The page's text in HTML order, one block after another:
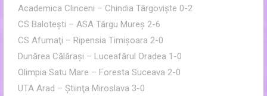
Academica Clinceni – Chindia Târgovişte 0-2
CS Baloteşti – ASA Târgu Mureş 2-6
CS Afumaţi – Ripensia Timişoara 2-0
Dunărea Călăraşi – Luceafărul Oradea 1-0
Olimpia Satu Mare – Foresta Suceava 2-0
UTA Arad – Ştiinţa Miroslava 3-0